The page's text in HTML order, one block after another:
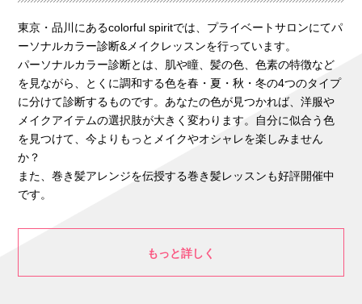
東京・品川にあるcolorful spiritでは、プライベートサロンにてパ
ーソナルカラー診断&メイクレッスンを行っています。
パーソナルカラー診断とは、肌や瞳、髪の色、色素の特徴など
を見ながら、とくに調和する色を春・夏・秋・冬の4つのタイプ
に分けて診断するものです。あなたの色が見つかれば、洋服や
メイクアイテムの選択肢が大きく変わります。自分に似合う色
を見つけて、今よりもっとメイクやオシャレを楽しみません
か？
また、巻き髪アレンジを伝授する巻き髪レッスンも好評開催中
です。
もっと詳しく